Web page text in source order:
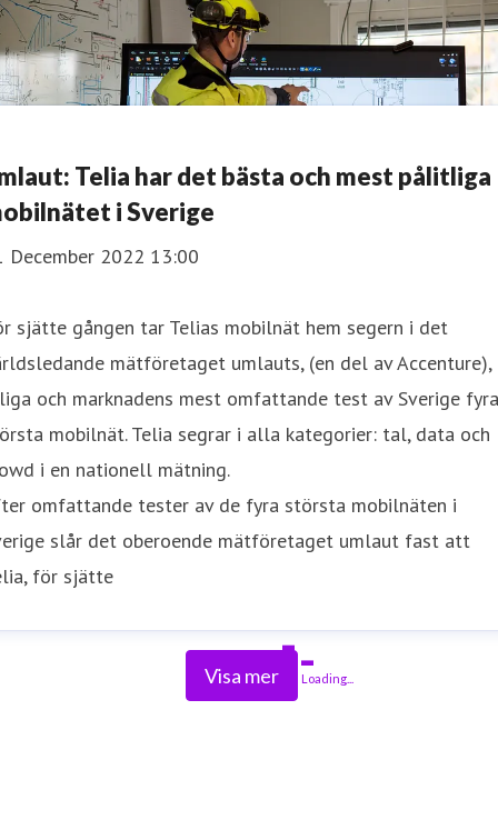
Telia har det bästa och mest pålitliga
i Sverige
December 2022 13:00
sjätte gången tar Telias mobilnät hem segern i det
mätföretaget umlauts, (en del av Accenture),
och marknadens mest omfattande test av Sverige fyra
mobilnät. Telia segrar i alla kategorier: tal, data och
i en nationell mätning.
omfattande tester av de fyra största mobilnäten i
slår det oberoende mätföretaget umlaut fast att
för sjätte
Visa mer Loading...